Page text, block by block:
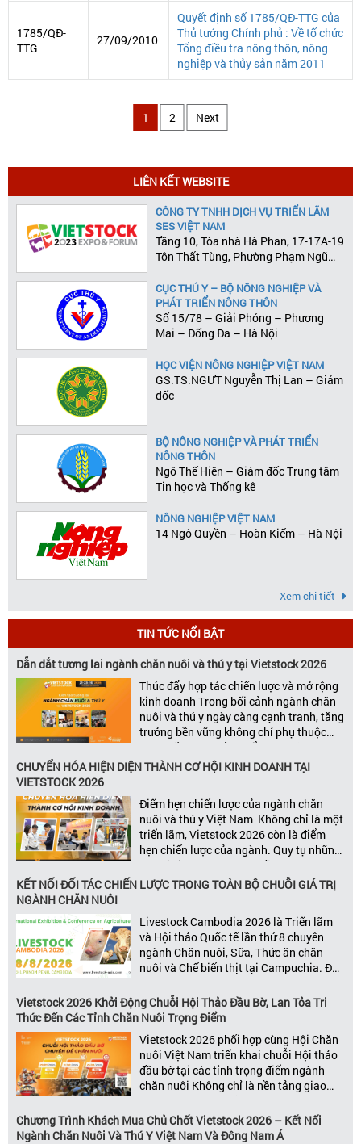
1785/QĐ-
TTG
27/09/2010
Quyết định số 1785/QĐ-TTG của
Thủ tướng Chính phủ : Về tổ chức
Tổng điều tra nông thôn, nông
nghiệp và thủy sản năm 2011
1 2 Next
LIÊN KẾT WEBSITE
CÔNG TY TNHH DỊCH VỤ TRIỂN LÃM
SES VIỆT NAM
Tầng 10, Tòa nhà Hà Phan, 17-17A-19
Tôn Thất Tùng, Phường Phạm Ngũ
CỤC THÚ Y – BỘ NÔNG NGHIỆP VÀ
PHÁT TRIỂN NÔNG THÔN
Số 15/78 – Giải Phóng – Phương
Mai – Đống Đa – Hà Nội
HỌC VIỆN NÔNG NGHIỆP VIỆT NAM
GS.TS.NGƯT Nguyễn Thị Lan – Giám
đốc
BỘ NÔNG NGHIỆP VÀ PHÁT TRIỂN
NÔNG THÔN
Ngô Thế Hiên – Giám đốc Trung tâm
Tin học và Thống kê
NÔNG NGHIỆP VIỆT NAM
14 Ngô Quyền – Hoàn Kiếm – Hà Nội
Xem chi tiết
TIN TỨC NỔI BẬT
Dẫn dắt tương lai ngành chăn nuôi và thú y tại Vietstock 2026
Thúc đẩy hợp tác chiến lược và mở rộng
kinh doanh Trong bối cảnh ngành chăn
nuôi và thú y ngày càng cạnh tranh, tăng
trưởng bền vững không chỉ phụ thuộc
vào chất lượng sản phẩm hay năng lực
đổi mới, mà còn được thúc đẩy bởi khả
năng xây dựng các mối quan […]
CHUYỂN HÓA HIỆN DIỆN THÀNH CƠ HỘI KINH DOANH TẠI
VIETSTOCK 2026
Điểm hẹn chiến lược của ngành chăn
nuôi và thú y Việt Nam Không chỉ là một
triển lãm, Vietstock 2026 còn là điểm
hẹn chiến lược của ngành. Quy tụ những
đơn vị kinh doanh hàng đầu, những lãnh
đạo và nhà cung cấp trong chuỗi giá
trị ngành, Vietstock mang đến nền tảng
giá trị […]
KẾT NỐI ĐỐI TÁC CHIẾN LƯỢC TRONG TOÀN BỘ CHUỖI GIÁ TRỊ
NGÀNH CHĂN NUÔI
Livestock Cambodia 2026 là Triển lãm
và Hội thảo Quốc tế lần thứ 8 chuyên
ngành Chăn nuôi, Sữa, Thức ăn chăn
nuôi và Chế biến thịt tại Campuchia. Đây
được đánh giá là một trong những sự
kiện thương mại thường niên uy tín và
đáng chú ý nhất của ngành nông nghiệp
– chăn […]
Vietstock 2026 Khởi Động Chuỗi Hội Thảo Đầu Bờ, Lan Tỏa Tri
Thức Đến Các Tỉnh Chăn Nuôi Trọng Điểm
Vietstock 2026 phối hợp cùng Hội Chăn
nuôi Việt Nam triển khai chuỗi Hội thảo
đầu bờ tại các tỉnh trọng điểm ngành
chăn nuôi Không chỉ là nền tảng giao
thương hàng đầu của ngành chăn nuôi
và thú y, Vietstock còn là triển lãm duy
nhất tại Việt Nam tổ chức thường niên
Chương Trình Khách Mua Chủ Chốt Vietstock 2026 – Kết Nối
Ngành Chăn Nuôi Và Thú Y Việt Nam Và Đông Nam Á